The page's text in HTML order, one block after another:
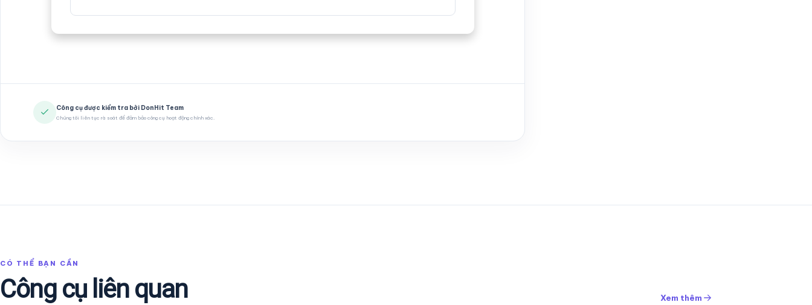
Công cụ được kiểm tra bởi DonHit Team
Chúng tôi liên tục rà soát để đảm bảo công cụ hoạt động chính xác.
CÓ THỂ BẠN CẦN
Công cụ liên quan Xem thêm